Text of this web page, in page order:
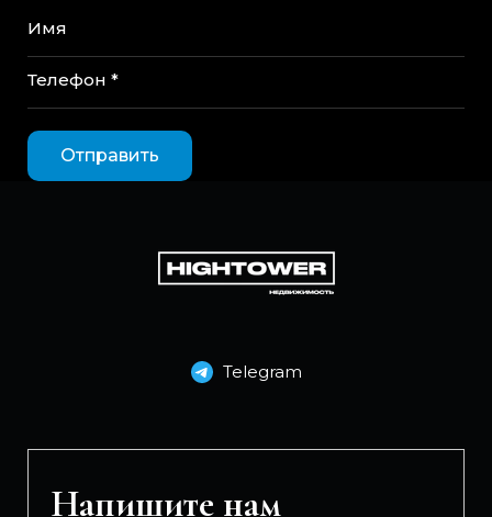
Имя
Телефон *
Отправить
Telegram
Напишите нам